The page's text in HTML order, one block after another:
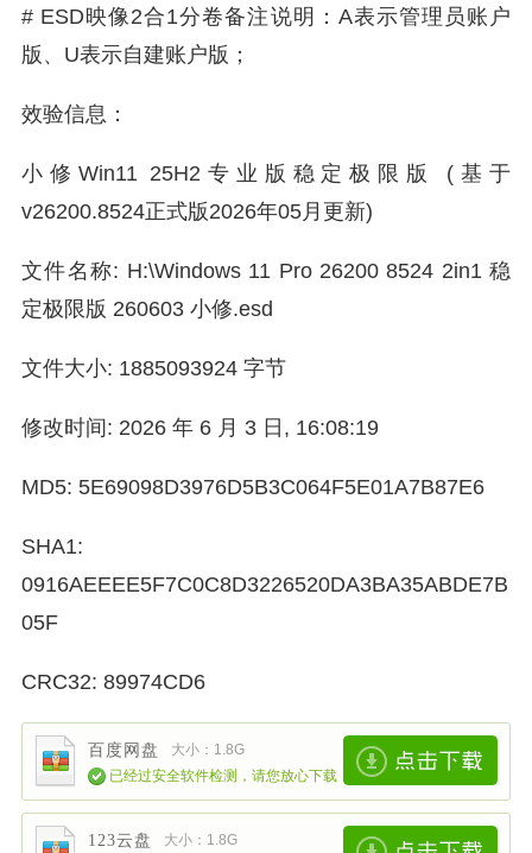
# ESD映像2合1分卷备注说明：A表示管理员账户
版、U表示自建账户版；
效验信息：
小修Win11 25H2专业版稳定极限版 (基于
v26200.8524正式版2026年05月更新)
文件名称: H:\Windows 11 Pro 26200 8524 2in1 稳
定极限版 260603 小修.esd
文件大小: 1885093924 字节
修改时间: 2026 年 6 月 3 日, 16:08:19
MD5: 5E69098D3976D5B3C064F5E01A7B87E6
SHA1:
0916AEEEE5F7C0C8D3226520DA3BA35ABDE7B
05F
CRC32: 89974CD6
百度网盘
大小：1.8G
已经过安全软件检测，请您放心下载
123云盘
大小：1.8G